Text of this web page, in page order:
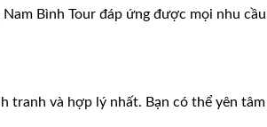
Bình Tour đáp ứng được mọi nhu
tranh và hợp lý nhất. Bạn có thể yên